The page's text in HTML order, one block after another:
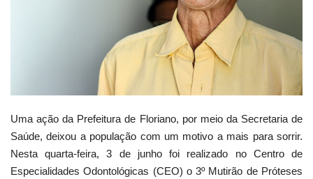
Uma ação da Prefeitura de Floriano, por meio da Secretaria de
Saúde, deixou a população com um motivo a mais para sorrir.
Nesta quarta-feira, 3 de junho foi realizado no Centro de
Especialidades Odontológicas (CEO) o 3º Mutirão de Próteses